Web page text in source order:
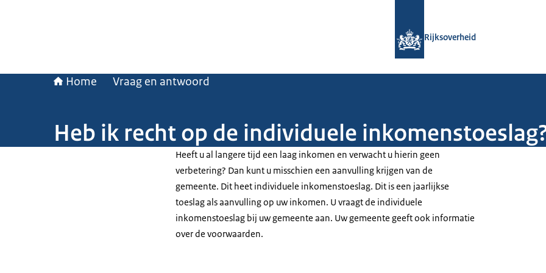
Rijksoverheid
Home Vraag en antwoord
Heb ik recht op de individuele
Heeft u al langere tijd een laag inkomen en verwacht u hierin geen
verbetering? Dan kunt u misschien een aanvulling krijgen van de
gemeente. Dit heet individuele inkomenstoeslag. Dit is een jaarlijkse
toeslag als aanvulling op uw inkomen. U vraagt de individuele
inkomenstoeslag bij uw gemeente aan. Uw gemeente geeft ook informatie
over de voorwaarden.